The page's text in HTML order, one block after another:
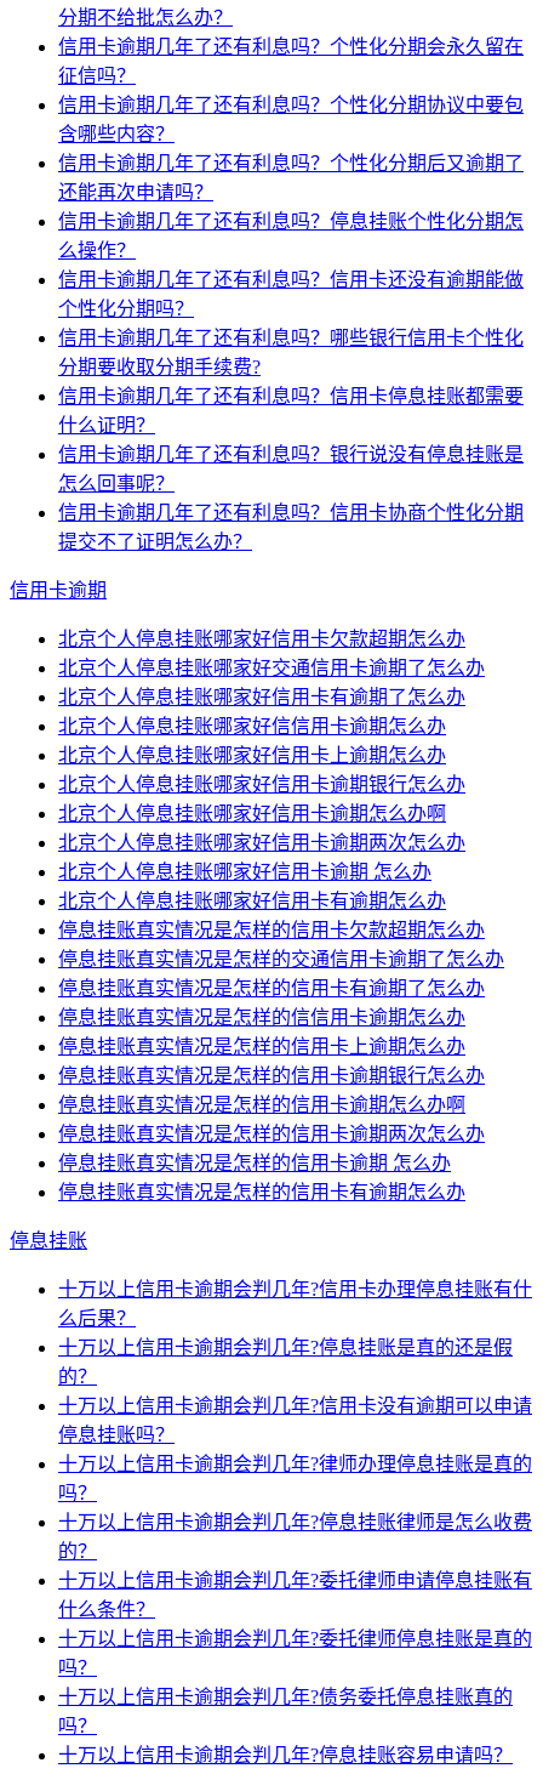
分期不给批怎么办？
信用卡逾期几年了还有利息吗？个性化分期会永久留在
征信吗？
信用卡逾期几年了还有利息吗？个性化分期协议中要包
含哪些内容？
信用卡逾期几年了还有利息吗？个性化分期后又逾期了
还能再次申请吗？
信用卡逾期几年了还有利息吗？停息挂账个性化分期怎
么操作？
信用卡逾期几年了还有利息吗？信用卡还没有逾期能做
个性化分期吗？
信用卡逾期几年了还有利息吗？哪些银行信用卡个性化
分期要收取分期手续费?
信用卡逾期几年了还有利息吗？信用卡停息挂账都需要
什么证明？
信用卡逾期几年了还有利息吗？银行说没有停息挂账是
怎么回事呢？
信用卡逾期几年了还有利息吗？信用卡协商个性化分期
提交不了证明怎么办？
信用卡逾期
北京个人停息挂账哪家好信用卡欠款超期怎么办
北京个人停息挂账哪家好交通信用卡逾期了怎么办
北京个人停息挂账哪家好信用卡有逾期了怎么办
北京个人停息挂账哪家好信信用卡逾期怎么办
北京个人停息挂账哪家好信用卡上逾期怎么办
北京个人停息挂账哪家好信用卡逾期银行怎么办
北京个人停息挂账哪家好信用卡逾期怎么办啊
北京个人停息挂账哪家好信用卡逾期两次怎么办
北京个人停息挂账哪家好信用卡逾期 怎么办
北京个人停息挂账哪家好信用卡有逾期怎么办
停息挂账真实情况是怎样的信用卡欠款超期怎么办
停息挂账真实情况是怎样的交通信用卡逾期了怎么办
停息挂账真实情况是怎样的信用卡有逾期了怎么办
停息挂账真实情况是怎样的信信用卡逾期怎么办
停息挂账真实情况是怎样的信用卡上逾期怎么办
停息挂账真实情况是怎样的信用卡逾期银行怎么办
停息挂账真实情况是怎样的信用卡逾期怎么办啊
停息挂账真实情况是怎样的信用卡逾期两次怎么办
停息挂账真实情况是怎样的信用卡逾期 怎么办
停息挂账真实情况是怎样的信用卡有逾期怎么办
停息挂账
十万以上信用卡逾期会判几年?信用卡办理停息挂账有什
么后果？
十万以上信用卡逾期会判几年?停息挂账是真的还是假
的？
十万以上信用卡逾期会判几年?信用卡没有逾期可以申请
停息挂账吗？
十万以上信用卡逾期会判几年?律师办理停息挂账是真的
吗？
十万以上信用卡逾期会判几年?停息挂账律师是怎么收费
的？
十万以上信用卡逾期会判几年?委托律师申请停息挂账有
什么条件？
十万以上信用卡逾期会判几年?委托律师停息挂账是真的
吗？
十万以上信用卡逾期会判几年?债务委托停息挂账真的
吗？
十万以上信用卡逾期会判几年?停息挂账容易申请吗？